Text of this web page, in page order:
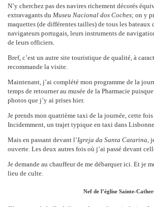
N’y cherchez pas des navires richement décorés
extravagants du Museu Nacional dos Coches; on y
maquettes (de différentes tailles) de tous les bateaux
navigateurs portugais, leurs instruments de
de leurs officiers.
Bref, c’est un autre site touristique de qualité, à
recommande la visite.
Maintenant, j’ai complété mon programme de la
temps de retourner au musée de la Pharmacie
photos que j’y ai prises hier.
Je prends mon quatrième taxi de la journée, cette
Incidemment, un trajet typique en taxi dans
Mais en passant devant l’Igreja da Santa Catarina,
ouverte. Les deux autres fois où j’ai passé devant
Je demande au chauffeur de me débarquer ici. Et je
lieu de culte.
Nef de l’église Sainte-